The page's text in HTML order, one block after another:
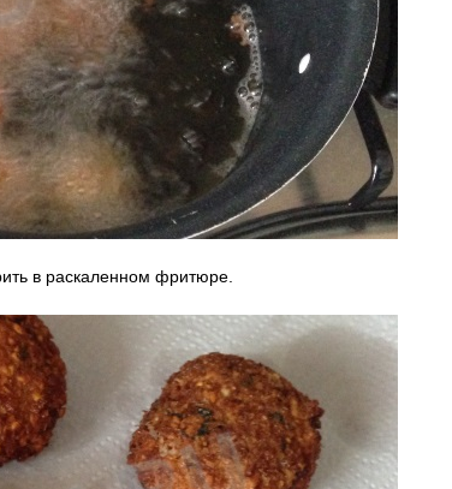
в раскаленном фритюре.